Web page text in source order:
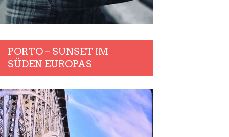
PORTO – SUNSET IM
SÜDEN EUROPAS